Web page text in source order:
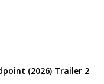
(2026) Trailer 2